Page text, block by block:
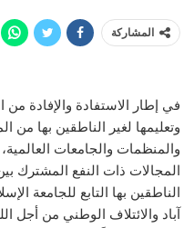
المشاركة
في إطار الاستفادة والإفادة من
وتعليمها لغير الناطقين بها من
والمنظمات والجامعات
المجالات ذات النفع المشترك
الناطقين بها التابع للجامعة
آباد والائتلاف الوطني من أجل